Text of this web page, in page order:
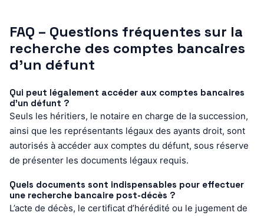
FAQ – Questions fréquentes sur la
recherche des comptes bancaires
d’un défunt
Qui peut légalement accéder aux comptes bancaires
d’un défunt ?
Seuls les héritiers, le notaire en charge de la succession,
ainsi que les représentants légaux des ayants droit, sont
autorisés à accéder aux comptes du défunt, sous réserve
de présenter les documents légaux requis.
Quels documents sont indispensables pour effectuer
une recherche bancaire post-décès ?
L’acte de décès, le certificat d’hérédité ou le jugement de